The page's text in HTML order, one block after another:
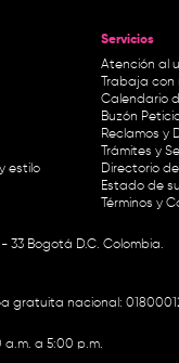
estilo
Servicios
Atención al
Trabaja
Calendario
Buzón
Reclamos y
Trámites y
Directorio
Estado de
Términos y
33 Bogotá D.C. Colombia.
gratuita nacional:
a.m. a 5:00 p.m.